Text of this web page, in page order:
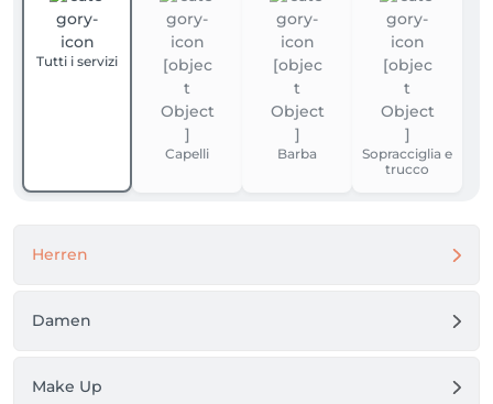
Tutti i servizi
Capelli Barba
Sopracciglia e
trucco
Herren
Damen
Make Up